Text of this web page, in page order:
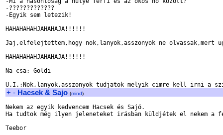
-?????????????
-Egyik sem letezik!
HAHAHAHAHJAHAHAJA!!!!!!
Jaj,elfelejtettem,hogy nok,lanyok,asszonyok ne olvassak,mert
HAHAHAHAHJAHAHAJA!!!!!!
Na csa: Goldi
+ - Hacsek & Sajo (mind)
Nekem az egyik kedvencem Hacsek és Sajó.
Ha tudtok még ilyen jeleneteket irásban küldjétek el nekem a
Teebor